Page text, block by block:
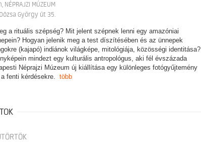
MÚZEUM
György út 35.
a rituális szépség? Mit jelent szépnek lenni egy amazóniai
Hogyan jelenik meg a test díszítésében és az ünnepek
(kajapó) indiánok világképe, mitológiája, közösségi identitása?
mindezt egy kulturális antropológus, aki fél évszázada
Néprajzi Múzeum új kiállítása egy különleges fotógyűjtemény
fenti kérdésekre. több